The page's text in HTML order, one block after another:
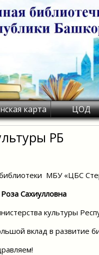
карта ЦОД
РБ
МБУ «ЦБС
Сахиулловна
культуры
вклад в развитие